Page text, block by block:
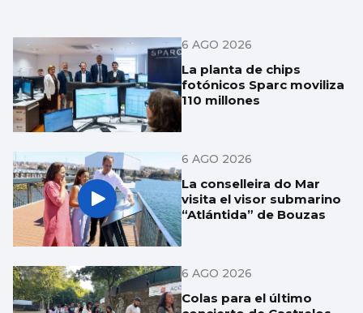
6 AGO 2026
La planta de chips
fotónicos Sparc moviliza
110 millones
6 AGO 2026
La conselleira do Mar
visita el visor submarino
“Atlántida” de Bouzas
6 AGO 2026
Colas para el último